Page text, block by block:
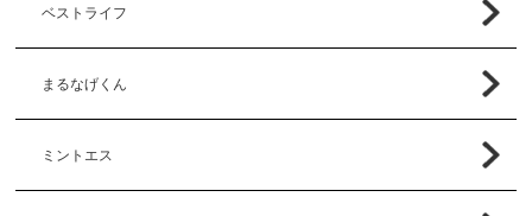
ベストライフ
まるなげくん
ミントエス